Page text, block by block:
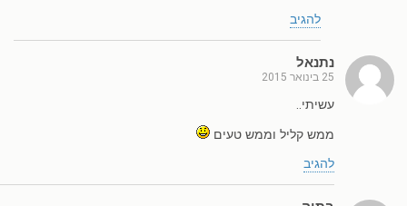
להגיב
נתנאל
25 בינואר 2015
עשיתי..
ממש קליל וממש טעים
להגיב